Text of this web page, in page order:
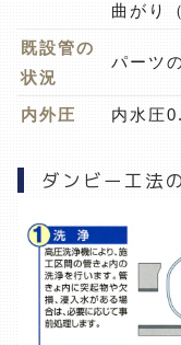
曲がり
既設管の
状況
パーツ
内外圧 内水圧
ダンビー工法